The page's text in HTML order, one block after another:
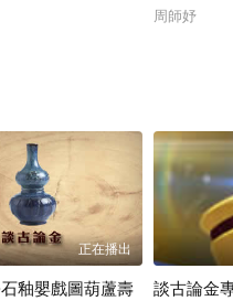
周師妤
正在播出
釉嬰戲圖葫蘆壽
談古論金